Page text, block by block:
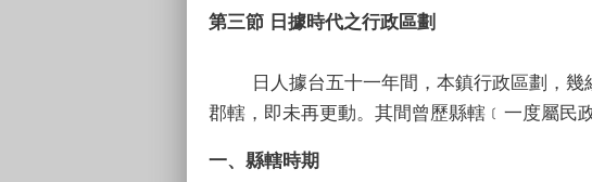
第三節 日據時代之行政區劃
日人據台五十一年間，本鎮行政區劃，幾
郡轄，即未再更動。其間曾歷縣轄﹝一度屬民
一、縣轄時期